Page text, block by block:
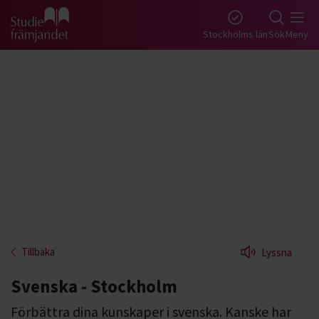
Gå till studiefrämjandets startsida Stockholms länSökMeny
Tillbaka Lyssna
Svenska - Stockholm
Förbättra dina kunskaper i svenska. Kanske har